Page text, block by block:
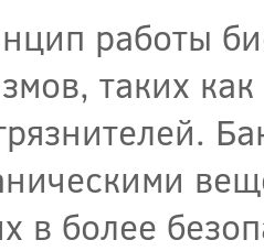
работы
таких
в более